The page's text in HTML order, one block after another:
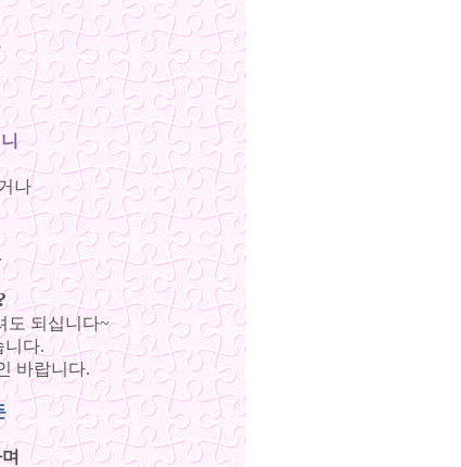
니
나
도 되십니다~
다.
바랍니다.